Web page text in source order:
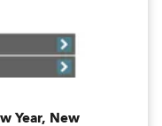
Year, New